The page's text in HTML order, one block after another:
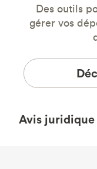
Des outils
gérer vos
Avis juridique